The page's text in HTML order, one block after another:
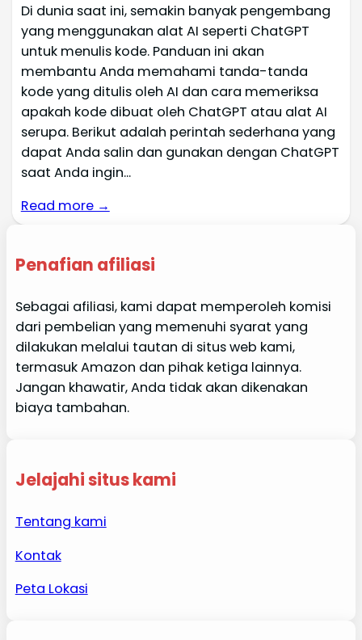
Di dunia saat ini, semakin banyak pengembang
yang menggunakan alat AI seperti ChatGPT
untuk menulis kode. Panduan ini akan
membantu Anda memahami tanda-tanda
kode yang ditulis oleh AI dan cara memeriksa
apakah kode dibuat oleh ChatGPT atau alat AI
serupa. Berikut adalah perintah sederhana yang
dapat Anda salin dan gunakan dengan ChatGPT
saat Anda ingin...
Read more →
Penafian afiliasi
Sebagai afiliasi, kami dapat memperoleh komisi
dari pembelian yang memenuhi syarat yang
dilakukan melalui tautan di situs web kami,
termasuk Amazon dan pihak ketiga lainnya.
Jangan khawatir, Anda tidak akan dikenakan
biaya tambahan.
Jelajahi situs kami
Tentang kami
Kontak
Peta Lokasi